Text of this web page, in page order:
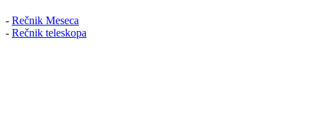
- Rečnik Meseca
- Rečnik teleskopa